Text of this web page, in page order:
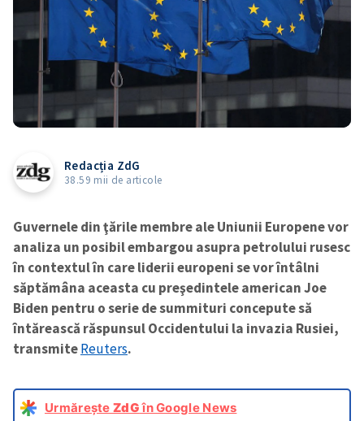
Redacția ZdG
38.59 mii de articole
Guvernele din ţările membre ale Uniunii Europene vor
analiza un posibil embargou asupra petrolului rusesc
în contextul în care liderii europeni se vor întâlni
săptămâna aceasta cu preşedintele american Joe
Biden pentru o serie de summituri concepute să
întărească răspunsul Occidentului la invazia Rusiei,
transmiteReuters.
Urmărește ZdGîn Google News